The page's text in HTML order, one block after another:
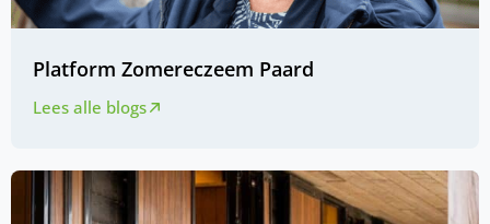
Platform Zomereczeem Paard
Lees alle blogs